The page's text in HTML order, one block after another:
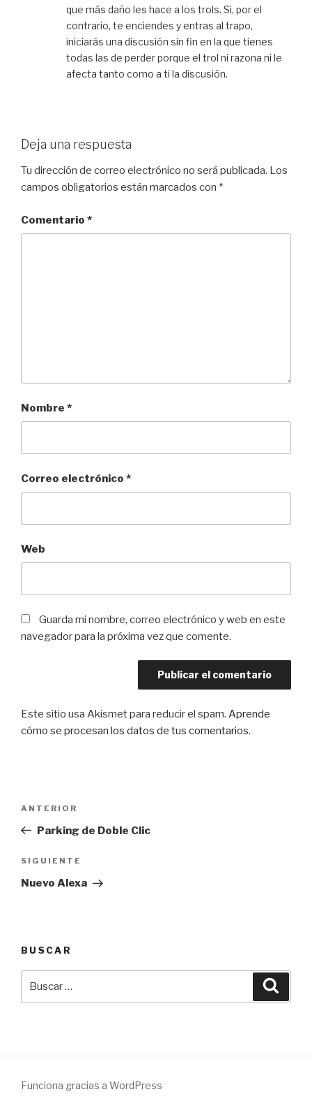
que más daño les hace a los trols. Si, por el
contrario, te enciendes y entras al trapo,
iniciarás una discusión sin fin en la que tienes
todas las de perder porque el trol ni razona ni le
afecta tanto como a ti la discusión.
Deja una respuesta
Tu dirección de correo electrónico no será publicada. Los
campos obligatorios están marcados con *
Comentario *
Nombre *
Correo electrónico *
Web
Guarda mi nombre, correo electrónico y web en este
navegador para la próxima vez que comente.
Este sitio usa Akismet para reducir el spam. Aprende
cómo se procesan los datos de tus comentarios.
entradas
Entrada
anterior:
ANTERIOR
Parking de Doble Clic
Siguiente
entrada
SIGUIENTE
Nuevo Alexa
BUSCAR
Funciona gracias a WordPress